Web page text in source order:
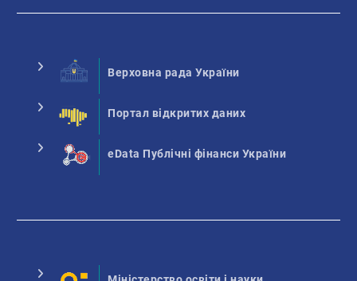
Верховна рада України
Портал відкритих даних
eData Публічні фінанси України